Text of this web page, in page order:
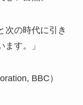
次の時代に引き
す。」
BBC）